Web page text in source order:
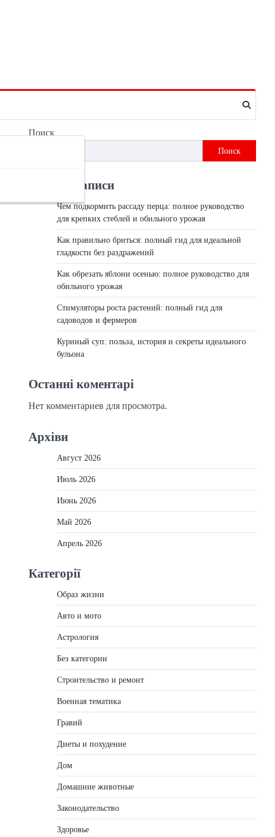
Поиск
Поиск
Недавні записи
Чем подкормить рассаду перца: полное руководство
для крепких стеблей и обильного урожая
Как правильно бриться: полный гид для идеальной
гладкости без раздражений
Как обрезать яблони осенью: полное руководство для
обильного урожая
Стимуляторы роста растений: полный гид для
садоводов и фермеров
Куриный суп: польза, история и секреты идеального
бульона
Останні коментарі
Нет комментариев для просмотра.
Архіви
Август 2026
Июль 2026
Июнь 2026
Май 2026
Апрель 2026
Категорії
Образ жизни
Авто и мото
Астрология
Без категории
Строительство и ремонт
Военная тематика
Гравий
Диеты и похудение
Дом
Домашние животные
Законодательство
Здоровье